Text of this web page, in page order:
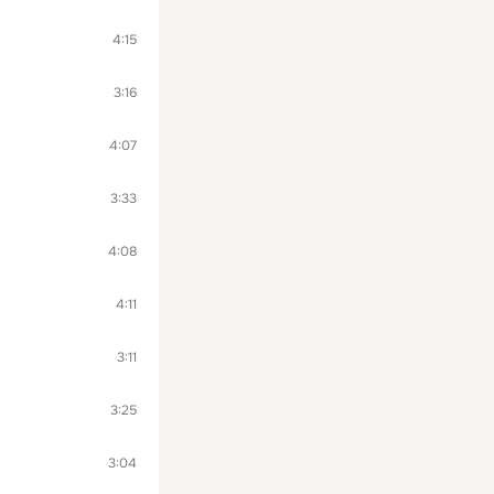
4:15
3:16
4:07
3:33
4:08
4:11
3:11
3:25
3:04